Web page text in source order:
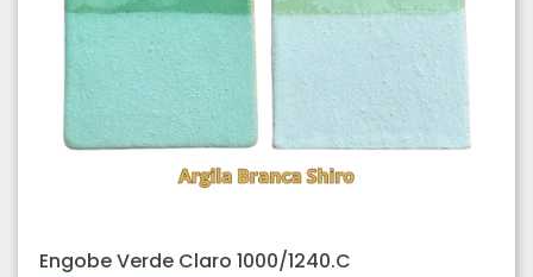
Engobe Verde Claro 1000/1240.C